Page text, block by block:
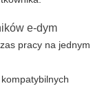
e-dym
pracy na jednym